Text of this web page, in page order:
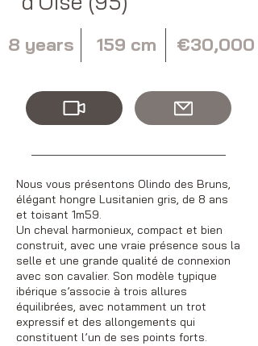
8 years 159 cm €30,000
Nous vous présentons Olindo des Bruns,
élégant hongre Lusitanien gris, de 8 ans
et toisant 1m59.
Un cheval harmonieux, compact et bien
construit, avec une vraie présence sous la
selle et une grande qualité de connexion
avec son cavalier. Son modèle typique
ibérique s’associe à trois allures
équilibrées, avec notamment un trot
expressif et des allongements qui
constituent l’un de ses points forts.